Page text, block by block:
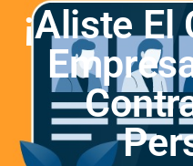
¡Aliste El